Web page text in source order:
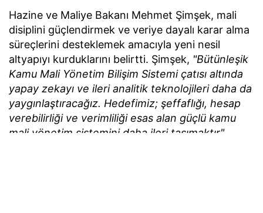
Hazine ve Maliye Bakanı Mehmet Şimşek, mali
disiplini güçlendirmek ve veriye dayalı karar alma
süreçlerini desteklemek amacıyla yeni nesil
altyapıyı kurduklarını belirtti. Şimşek, "Bütünleşik
Kamu Mali Yönetim Bilişim Sistemi çatısı altında
yapay zekayı ve ileri analitik teknolojileri daha da
yaygınlaştıracağız. Hedefimiz; şeffaflığı, hesap
verebilirliği ve verimliliği esas alan güçlü kamu
mali yönetim sistemini daha ileri taşımaktır"